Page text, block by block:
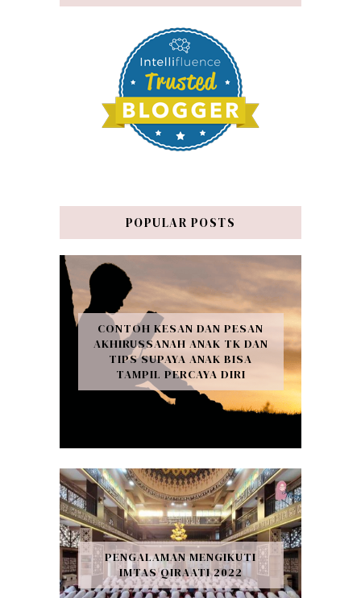
POPULAR POSTS
CONTOH KESAN DAN PESAN
AKHIRUSSANAH ANAK TK DAN
TIPS SUPAYA ANAK BISA
TAMPIL PERCAYA DIRI
PENGALAMAN MENGIKUTI
IMTAS QIRAATI 2022